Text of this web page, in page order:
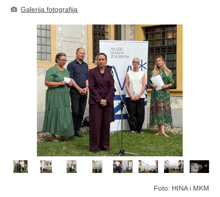
Galerija fotografija
Foto: HINA i MKM